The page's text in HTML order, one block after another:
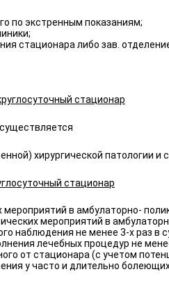
по экстренным показаниям;
стационара либо зав.
стационар
хирургической
стационар
в амбулаторно-
мероприятий в
наблюдения не менее 3-х раз в
лечебных процедур не
от стационара (с учетом
у часто и длительно